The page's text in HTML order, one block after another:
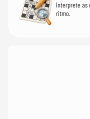
Interprete as
ritmo.